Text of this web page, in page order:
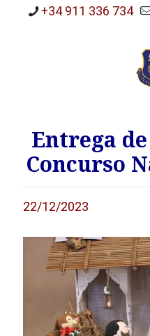
+34 911 336 734
Entrega
Concurso
22/12/2023